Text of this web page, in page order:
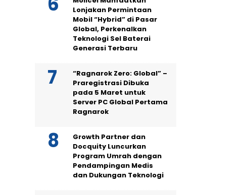
Lonjakan Permintaan
Mobil “Hybrid” di Pasar
Global, Perkenalkan
Teknologi Sel Baterai
Generasi Terbaru
“Ragnarok Zero: Global” –
Praregistrasi Dibuka
pada 5 Maret untuk
Server PC Global Pertama
Ragnarok
Growth Partner dan
Docquity Luncurkan
Program Umrah dengan
Pendampingan Medis
dan Dukungan Teknologi